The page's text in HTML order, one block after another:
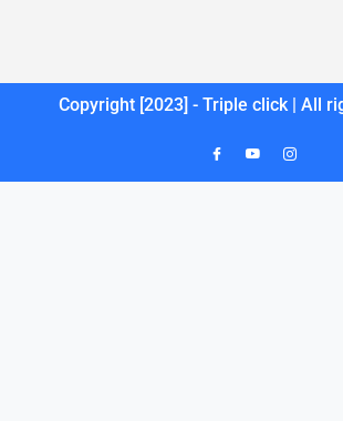
Copyright [2023] - Triple click | All